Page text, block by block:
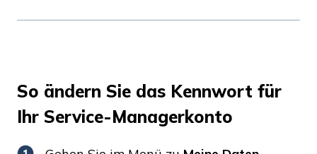
So ändern Sie das Kennwort für
Ihr Service-Managerkonto